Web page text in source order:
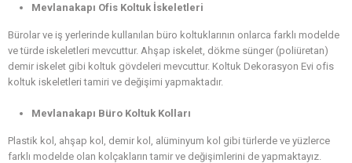
Mevlanakapı Ofis Koltuk İskeletleri
Bürolar ve iş yerlerinde kullanılan büro koltuklarının onlarca farklı modelde
ve türde iskeletleri mevcuttur. Ahşap iskelet, dökme sünger (poliüretan)
demir iskelet gibi koltuk gövdeleri mevcuttur. Koltuk Dekorasyon Evi ofis
koltuk iskeletleri tamiri ve değişimi yapmaktadır.
Mevlanakapı Büro Koltuk Kolları
Plastik kol, ahşap kol, demir kol, alüminyum kol gibi türlerde ve yüzlerce
farklı modelde olan kolçakların tamir ve değişimlerini de yapmaktayız.